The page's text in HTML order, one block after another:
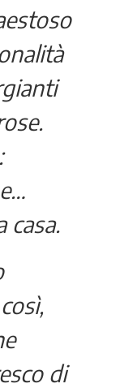
casa.
di